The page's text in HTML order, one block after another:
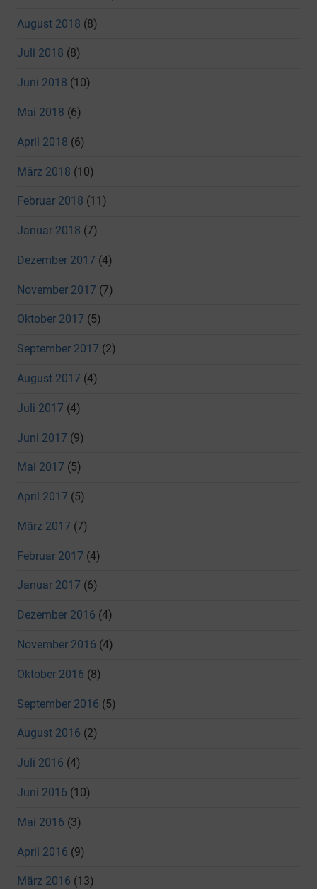
August 2018 (8)
Juli 2018 (8)
Juni 2018 (10)
Mai 2018 (6)
April 2018 (6)
März 2018 (10)
Februar 2018 (11)
Januar 2018 (7)
Dezember 2017 (4)
November 2017 (7)
Oktober 2017 (5)
September 2017 (2)
August 2017 (4)
Juli 2017 (4)
Juni 2017 (9)
Mai 2017 (5)
April 2017 (5)
März 2017 (7)
Februar 2017 (4)
Januar 2017 (6)
Dezember 2016 (4)
November 2016 (4)
Oktober 2016 (8)
September 2016 (5)
August 2016 (2)
Juli 2016 (4)
Juni 2016 (10)
Mai 2016 (3)
April 2016 (9)
März 2016 (13)